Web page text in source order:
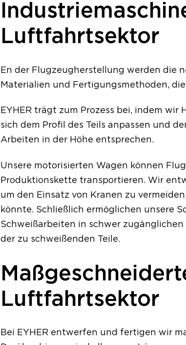
Luftfahrtsektor
En der Flugzeugherstellung werden die
Materialien und Fertigungsmethoden,
EYHER trägt zum Prozess bei, indem
sich dem Profil des Teils anpassen und
Arbeiten in der Höhe entsprechen.
Unsere motorisierten Wagen können
Produktionskette transportieren. Wir
um den Einsatz von Kranen zu
könnte. Schließlich ermöglichen unsere
Schweißarbeiten in schwer
der zu schweißenden Teile.
Luftfahrtsektor
Bei EYHER entwerfen und fertigen wir